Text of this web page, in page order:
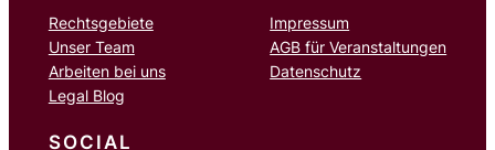
Rechtsgebiete
Unser Team
Arbeiten bei uns
Legal Blog
Impressum
AGB für Veranstaltungen
Datenschutz
SOCIAL